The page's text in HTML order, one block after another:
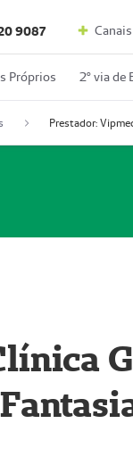
9087
Próprios 2º via de